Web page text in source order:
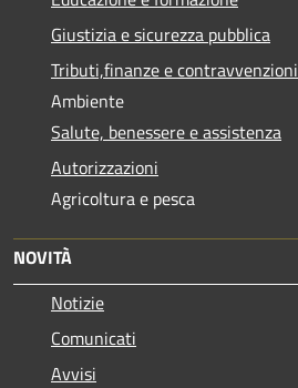
Giustizia e sicurezza pubblica
Tributi,finanze e contravvenzioni
Ambiente
Salute, benessere e assistenza
Autorizzazioni
Agricoltura e pesca
NOVITÀ
Notizie
Comunicati
Avvisi